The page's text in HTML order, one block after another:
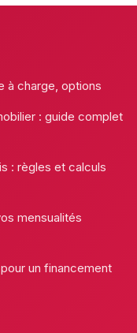
à charge, options
: guide complet
: règles et calculs
mensualités
un financement